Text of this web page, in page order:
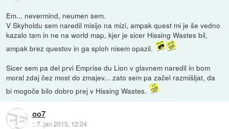
Em... nevermind, neumen sem.
V Skyholdu sem naredil misijo na mizi, ampak quest mi je še vedno
kazalo tam in ne na world map, kjer je sicer Hissing Wastes bil,
ampak brez questov in ga sploh nisem opazil.
Sicer sem pa del prvi Emprise du Lion v glavnem naredil in bom
moral zdaj čez most do zmajev... zato sem pa začel razmišljat, da
bi mogoče bilo dobro prej v Hissing Wastes.
oo7
::7. jan 2015, 12:24